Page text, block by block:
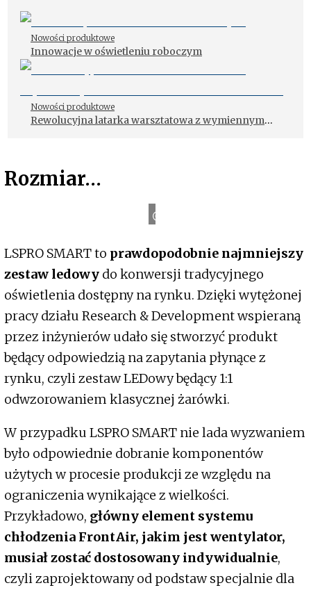
Nowości produktowe
Innowacje w oświetleniu roboczym
Nowości produktowe
Rewolucyjna latarka warsztatowa z wymiennym
Rozmiar…
LSPRO SMART to prawdopodobnie najmniejszy
zestaw ledowy do konwersji tradycyjnego
oświetlenia dostępny na rynku. Dzięki wytężonej
pracy działu Research & Development wspieraną
przez inżynierów udało się stworzyć produkt
będący odpowiedzią na zapytania płynące z
rynku, czyli zestaw LEDowy będący 1:1
odwzorowaniem klasycznej żarówki.
W przypadku LSPRO SMART nie lada wyzwaniem
było odpowiednie dobranie komponentów
użytych w procesie produkcji ze względu na
ograniczenia wynikające z wielkości.
Przykładowo, główny element systemu
chłodzenia FrontAir, jakim jest wentylator,
musiał zostać dostosowany indywidualnie,
czyli zaprojektowany od podstaw specjalnie dla